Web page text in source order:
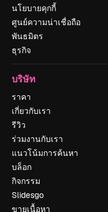
นโยบายคุกกี้
ศูนย์ความน่าเชื่อถือ
พันธมิตร
ธุรกิจ
บริษัท
ราคา
เกี่ยวกับเรา
รีวิว
ร่วมงานกับเรา
แนวโน้มการค้นหา
บล็อก
กิจกรรม
Slidesgo
ขายเนื้อหา